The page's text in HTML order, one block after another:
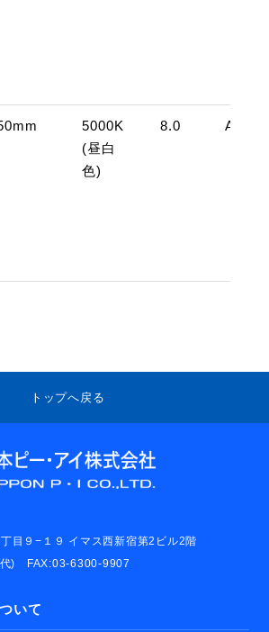
5000K
(昼白
色)
8.0
トップへ戻る
目９−１９ イマス西新宿第2ビル2階
) FAX:03-6300-9907
いて